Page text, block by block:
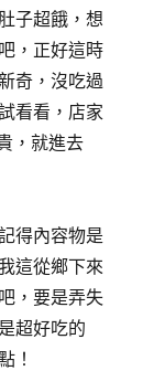
子超餓，想
，正好這時
奇，沒吃過
看看，店家
，就進去
得內容物是
這從鄉下來
，要是弄失
超好吃的
！